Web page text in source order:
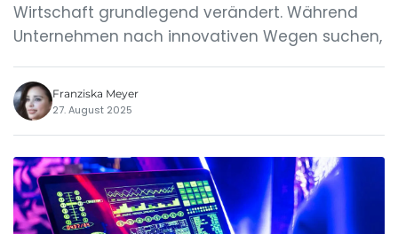
Wirtschaft grundlegend verändert. Während
Unternehmen nach innovativen Wegen suchen,
Franziska Meyer
27. August 2025